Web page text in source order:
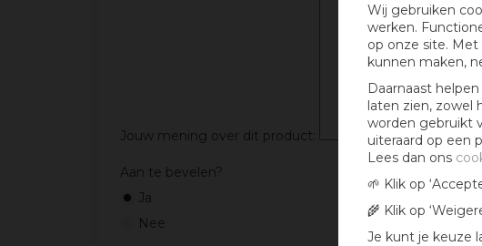
Wij gebruiken
werken.
op onze site.
kunnen maken,
Daarnaast
laten zien, zowel
worden gebruikt
uiteraard op een
Lees dan ons
🌱 Klik op
🌾 Klik op
Je kunt je keuze
Jouw mening over dit product:
Aan te bevelen?
Ja
Nee